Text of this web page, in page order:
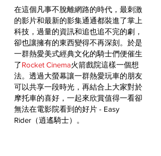
在這個凡事不脫離網路的時代，最刺激
的影片和最新的影集通通都裝進了掌上
科技，過量的資訊和追也追不完的劇，
卻也讓擁有的東西變得不再深刻。於是
一群熱愛美式經典文化的騎士們便催生
了Rocket Cinema火箭戲院這樣一個想
法。透過大螢幕讓一群熱愛玩車的朋友
可以共享一段時光，再結合上大家對於
摩托車的喜好，一起來欣賞值得一看卻
無法在電影院看到的好片 - Easy
Rider（逍遙騎士）。